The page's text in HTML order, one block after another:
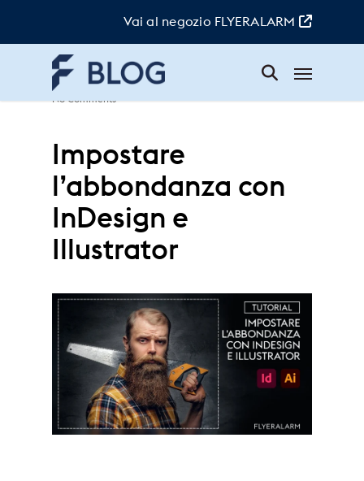
Vai al negozio FLYERALARM
Elsa | 18. Agosto 2023
|
No Comments
Impostare
l’abbondanza con
InDesign e
Illustrator